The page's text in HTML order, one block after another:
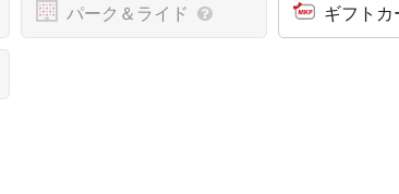
パーク＆ライド ギフト